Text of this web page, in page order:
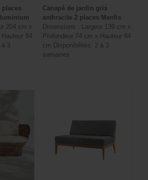
places
204 cm x
84
3
Canapé de jardin gris
anthracite 2 places Menfis
Dimensions : Largeur 139 cm x
Profondeur 74 cm x Hauteur 84
cm Disponibilités: 2 à 3
semaines